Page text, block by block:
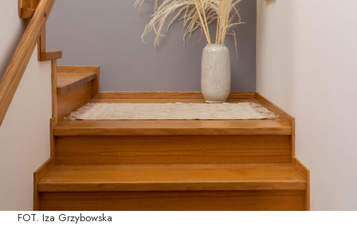
FOT. Iza Grzybowska